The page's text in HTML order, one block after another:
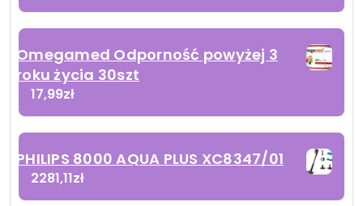
Omegamed Odporność powyżej 3
roku życia 30szt
17,99zł
PHILIPS 8000 AQUA PLUS XC8347/01
2281,11zł